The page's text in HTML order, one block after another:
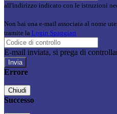
all'indirizzo indicato con le istruzioni
Non hai una e-mail associata al nome
tramite la Login Spaggiari
E-mail inviata, si prega di
Errore
Chiudi
Successo